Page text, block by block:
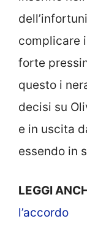
complicare
forte
questo i
decisi su
e in uscita
essendo in
LEGGI
l’accordo